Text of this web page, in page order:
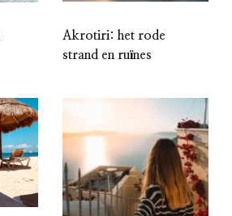
Akrotiri: het rode
strand en ruïnes